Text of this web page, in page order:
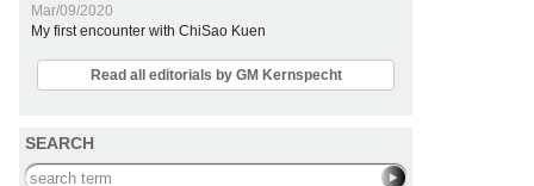
Mar/09/2020
My first encounter with ChiSao Kuen
Read all editorials by GM Kernspecht
SEARCH
Search this site